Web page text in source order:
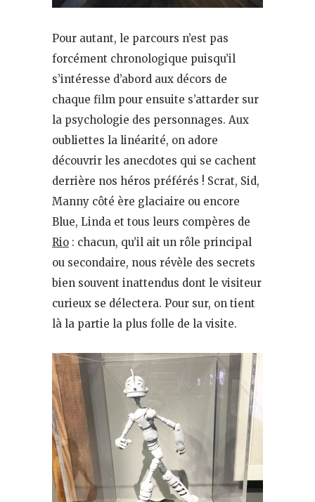
Pour autant, le parcours n’est pas
forcément chronologique puisqu’il
s’intéresse d’abord aux décors de
chaque film pour ensuite s’attarder sur
la psychologie des personnages. Aux
oubliettes la linéarité, on adore
découvrir les anecdotes qui se cachent
derrière nos héros préférés ! Scrat, Sid,
Manny côté ère glaciaire ou encore
Blue, Linda et tous leurs compères de
Rio : chacun, qu’il ait un rôle principal
ou secondaire, nous révèle des secrets
bien souvent inattendus dont le visiteur
curieux se délectera. Pour sur, on tient
là la partie la plus folle de la visite.